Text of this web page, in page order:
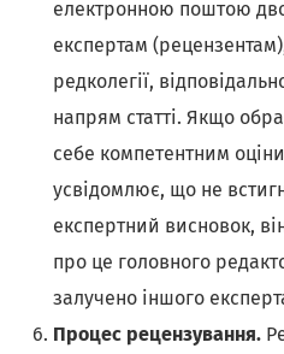
електронною поштою
експертам
редколегії,
напрям статті. Якщо
себе компетентним
усвідомлює, що не
експертний висновок,
про це головного
залучено іншого
Процес рецензування.